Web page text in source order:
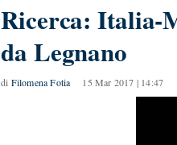
Ricerca: Italia-
da Legnano
di Filomena Fotia 15 Mar 2017 | 14:47